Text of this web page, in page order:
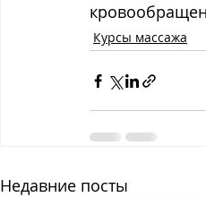
Курсы массажа
Недавние посты